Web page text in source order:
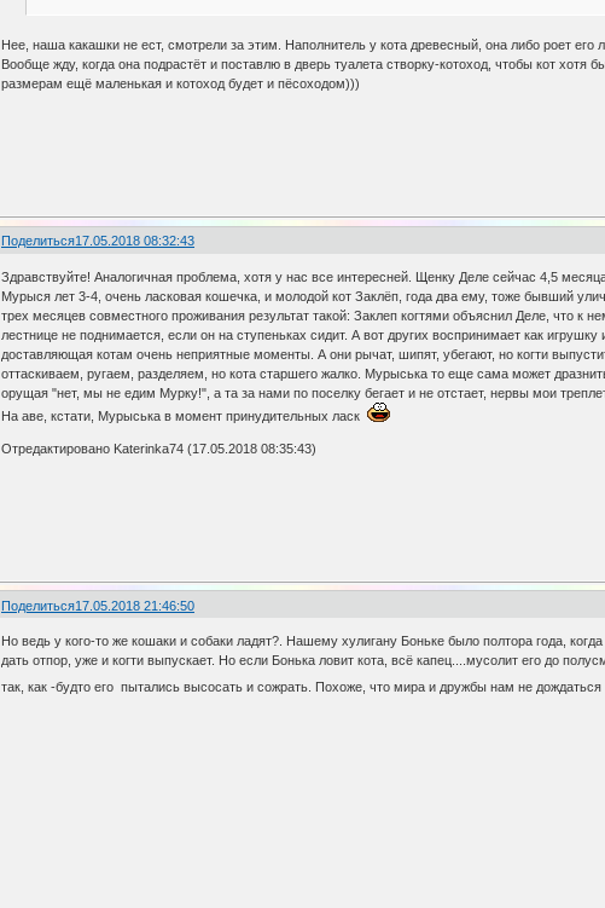
Нее, наша какашки не ест, смотрели за этим. Наполнитель у кота древесный, она либо роет
Вообще жду, когда она подрастёт и поставлю в дверь туалета створку-котоход, чтобы кот
размерам ещё маленькая и котоход будет и пёсоходом)))
Поделиться17.05.2018 08:32:43
Здравствуйте! Аналогичная проблема, хотя у нас все интересней. Щенку Деле сейчас 4,5
Мурыся лет 3-4, очень ласковая кошечка, и молодой кот Заклёп, года два ему, тоже бывший
трех месяцев совместного проживания результат такой: Заклеп когтями объяснил Деле, что
лестнице не поднимается, если он на ступеньках сидит. А вот других воспринимает как
доставляющая котам очень неприятные моменты. А они рычат, шипят, убегают, но когти
оттаскиваем, ругаем, разделяем, но кота старшего жалко. Мурыська то еще сама может
орущая "нет, мы не едим Мурку!", а та за нами по поселку бегает и не отстает, нервы мои
На аве, кстати, Мурыська в момент принудительных ласк
Отредактировано Katerinka74 (17.05.2018 08:35:43)
Поделиться17.05.2018 21:46:50
Но ведь у кого-то же кошаки и собаки ладят?. Нашему хулигану Боньке было полтора года,
дать отпор, уже и когти выпускает. Но если Бонька ловит кота, всё капец....мусолит его до
так, как -будто его пытались высосать и сожрать. Похоже, что мира и дружбы нам не дождаться